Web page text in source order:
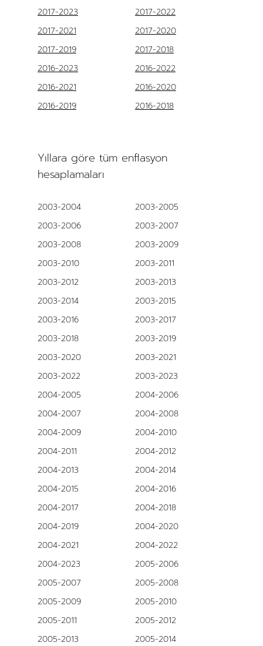
2017-2023
2017-2022
2017-2021
2017-2020
2017-2019
2017-2018
2016-2023
2016-2022
2016-2021
2016-2020
2016-2019
2016-2018
Yıllara göre tüm enflasyon
hesaplamaları
2003-2004
2003-2005
2003-2006
2003-2007
2003-2008
2003-2009
2003-2010
2003-2011
2003-2012
2003-2013
2003-2014
2003-2015
2003-2016
2003-2017
2003-2018
2003-2019
2003-2020
2003-2021
2003-2022
2003-2023
2004-2005
2004-2006
2004-2007
2004-2008
2004-2009
2004-2010
2004-2011
2004-2012
2004-2013
2004-2014
2004-2015
2004-2016
2004-2017
2004-2018
2004-2019
2004-2020
2004-2021
2004-2022
2004-2023
2005-2006
2005-2007
2005-2008
2005-2009
2005-2010
2005-2011
2005-2012
2005-2013
2005-2014